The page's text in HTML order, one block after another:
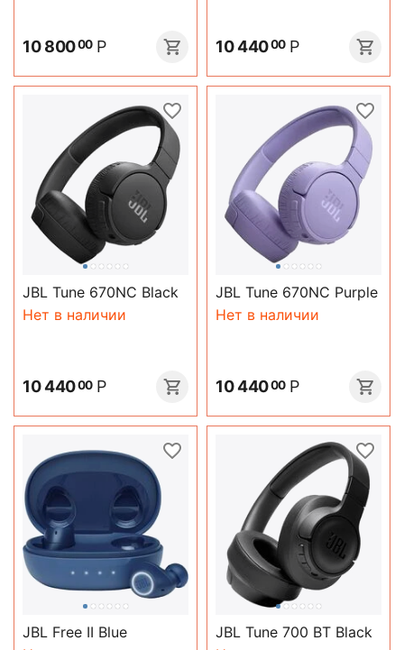
10 80000 Р 10 44000 Р
JBL Tune 670NC Black
Нет в наличии
10 44000 Р
JBL Tune 670NC Purple
Нет в наличии
10 44000 Р
JBL Free II Blue
JBL Tune 700 BT Black